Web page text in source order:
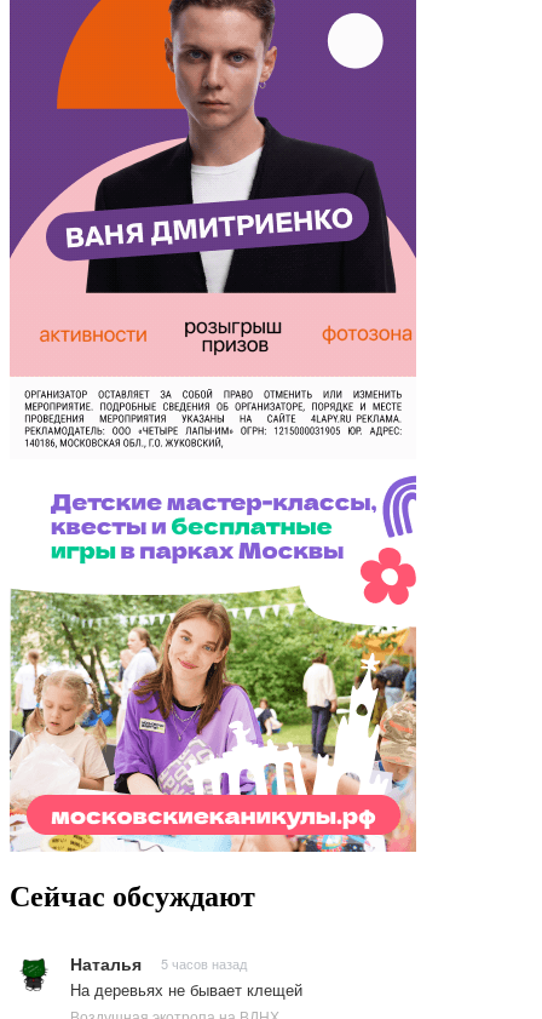
Сейчас обсуждают
Наталья 5 часов назад
На деревьях не бывает клещей